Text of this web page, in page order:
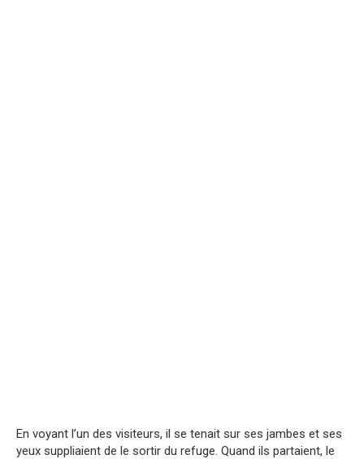
En voyant l’un des visiteurs, il se tenait sur ses jambes et ses
yeux suppliaient de le sortir du refuge. Quand ils partaient, le